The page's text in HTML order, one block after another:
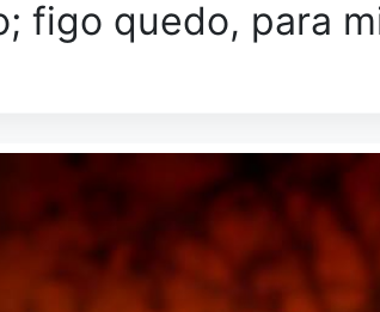
figo quedo, para